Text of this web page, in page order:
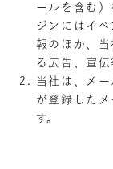
ールを含む
ジンにはイ
報のほか、
る広告、宣
当社は、メ
が登録した
す。